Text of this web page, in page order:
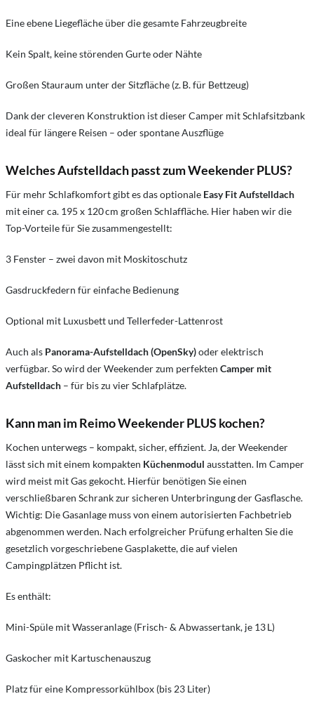
Eine ebene Liegefläche über die gesamte Fahrzeugbreite
Kein Spalt, keine störenden Gurte oder Nähte
Großen Stauraum unter der Sitzfläche (z. B. für Bettzeug)
Dank der cleveren Konstruktion ist dieser Camper mit Schlafsitzbank
ideal für längere Reisen – oder spontane Auszflüge
Welches Aufstelldach passt zum Weekender PLUS?
Für mehr Schlafkomfort gibt es das optionale Easy Fit Aufstelldach
mit einer ca. 195 x 120 cm großen Schlaffläche. Hier haben wir die
Top-Vorteile für Sie zusammengestellt:
3 Fenster – zwei davon mit Moskitoschutz
Gasdruckfedern für einfache Bedienung
Optional mit Luxusbett und Tellerfeder-Lattenrost
Auch als Panorama-Aufstelldach (OpenSky)oder elektrisch
verfügbar. So wird der Weekender zum perfekten Camper mit
Aufstelldach – für bis zu vier Schlafplätze.
Kann man im Reimo Weekender PLUS kochen?
Kochen unterwegs – kompakt, sicher, effizient. Ja, der Weekender
lässt sich mit einem kompakten Küchenmodul ausstatten. Im Camper
wird meist mit Gas gekocht. Hierfür benötigen Sie einen
verschließbaren Schrank zur sicheren Unterbringung der Gasflasche.
Wichtig: Die Gasanlage muss von einem autorisierten Fachbetrieb
abgenommen werden. Nach erfolgreicher Prüfung erhalten Sie die
gesetzlich vorgeschriebene Gasplakette, die auf vielen
Campingplätzen Pflicht ist.
Es enthält:
Mini-Spüle mit Wasseranlage (Frisch- & Abwassertank, je 13 L)
Gaskocher mit Kartuschenauszug
Platz für eine Kompressorkühlbox (bis 23 Liter)